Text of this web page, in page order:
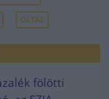
OLTÁS
fölötti